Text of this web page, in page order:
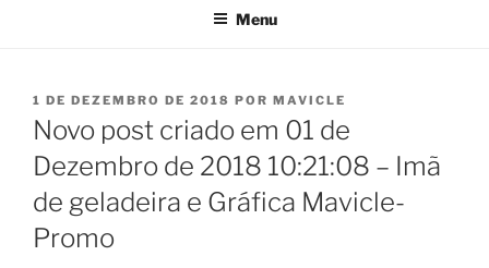
Menu
PUBLICADO
EM
1 DE DEZEMBRO DE 2018 POR MAVICLE
Novo post criado em 01 de
Dezembro de 2018 10:21:08 – Imã
de geladeira e Gráfica Mavicle-
Promo